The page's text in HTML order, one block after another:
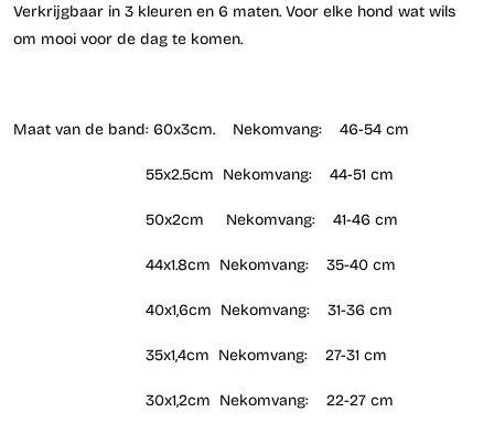
Verkrijgbaar in 3 kleuren en 6 maten. Voor elke hond wat wils
om mooi voor de dag te komen.
Maat van de band: 60x3cm. Nekomvang: 46-54 cm
55x2.5cm Nekomvang: 44-51 cm
50x2cm Nekomvang: 41-46 cm
44x1.8cm Nekomvang: 35-40 cm
40x1,6cm Nekomvang: 31-36 cm
35x1,4cm Nekomvang: 27-31 cm
30x1,2cm Nekomvang: 22-27 cm